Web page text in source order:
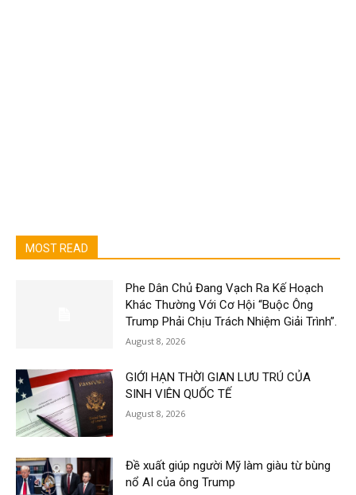
MOST READ
Phe Dân Chủ Đang Vạch Ra Kế Hoạch
Khác Thường Với Cơ Hội “Buộc Ông
Trump Phải Chịu Trách Nhiệm Giải Trình”.
August 8, 2026
GIỚI HẠN THỜI GIAN LƯU TRÚ CỦA
SINH VIÊN QUỐC TẾ
August 8, 2026
Đề xuất giúp người Mỹ làm giàu từ bùng
nổ AI của ông Trump